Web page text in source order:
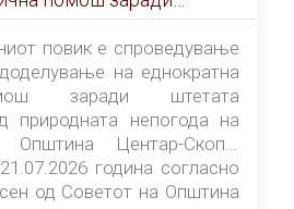
на Општина
повик е спроведување
на еднократна
заради штетата
природната непогода на
Општина Центар-Скопје
година согласно
од Советот на Општина